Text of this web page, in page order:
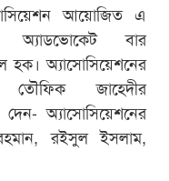
আয়োজিত এ
অ্যাডভোকেট বার
হক। অ্যাসোসিয়েশনের
জাহেদীর
দেন- অ্যাসোসিয়েশনের
রইসুল ইসলাম,